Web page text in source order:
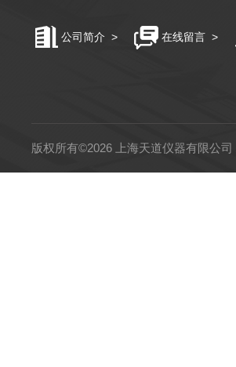
公司简介 > 在线留言 >
版权所有©2026 上海天道仪器有限公